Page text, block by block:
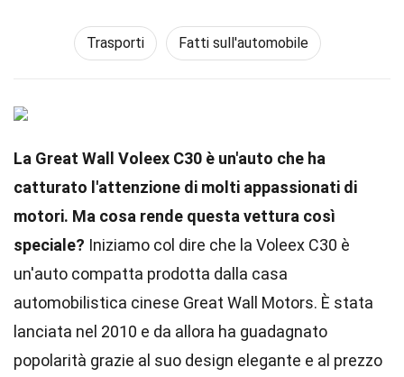
Trasporti Fatti sull'automobile
La Great Wall Voleex C30 è un'auto che ha
catturato l'attenzione di molti appassionati di
motori. Ma cosa rende questa vettura così
speciale? Iniziamo col dire che la Voleex C30 è
un'auto compatta prodotta dalla casa
automobilistica cinese Great Wall Motors. È stata
lanciata nel 2010 e da allora ha guadagnato
popolarità grazie al suo design elegante e al prezzo